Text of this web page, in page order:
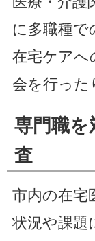
に多職種で
在宅ケアへ
会を行った
専門職を
査
市内の在宅
状況や課題